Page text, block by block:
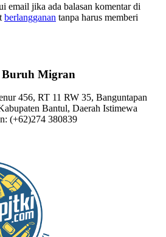
email jika ada balasan komentar di
berlangganan tanpa harus memberi
Buruh Migran
456, RT 11 RW 35, Banguntapan
Bantul, Daerah Istimewa
(+62)274 380839